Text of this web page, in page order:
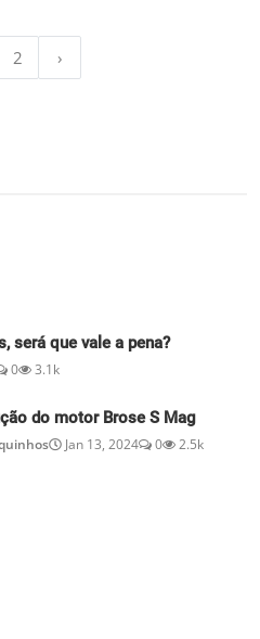
2 ›
será que vale a pena?
0 3.1k
do motor Brose S Mag
Jan 13, 2024 0 2.5k